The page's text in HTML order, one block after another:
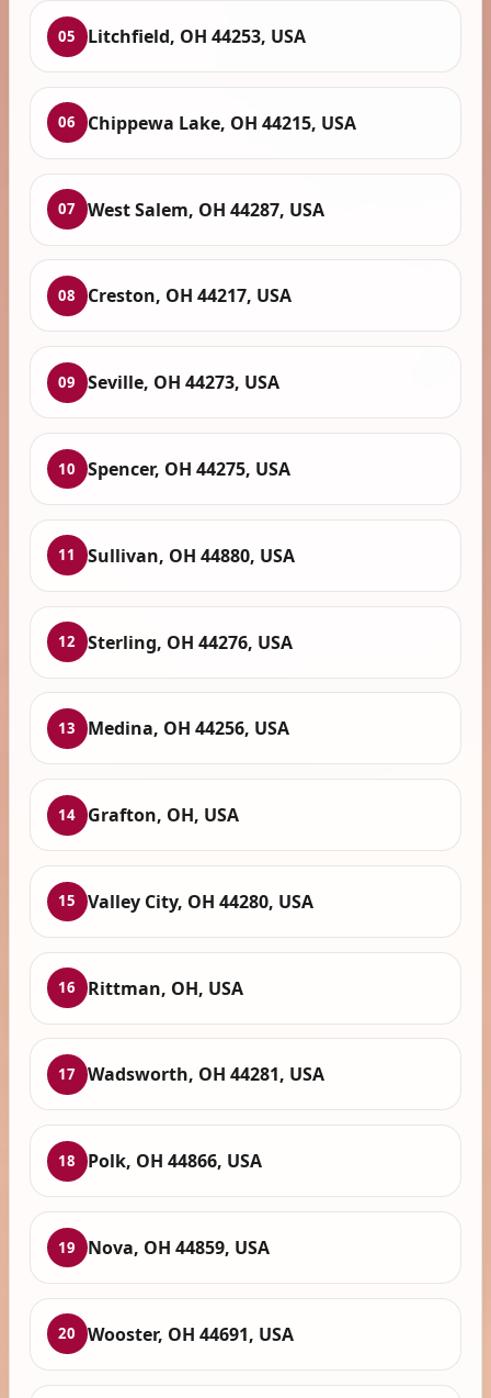
05 Litchfield, OH 44253, USA
06 Chippewa Lake, OH 44215, USA
07 West Salem, OH 44287, USA
08 Creston, OH 44217, USA
09 Seville, OH 44273, USA
10 Spencer, OH 44275, USA
11 Sullivan, OH 44880, USA
12 Sterling, OH 44276, USA
13 Medina, OH 44256, USA
14 Grafton, OH, USA
15 Valley City, OH 44280, USA
16 Rittman, OH, USA
17 Wadsworth, OH 44281, USA
18 Polk, OH 44866, USA
19 Nova, OH 44859, USA
20 Wooster, OH 44691, USA